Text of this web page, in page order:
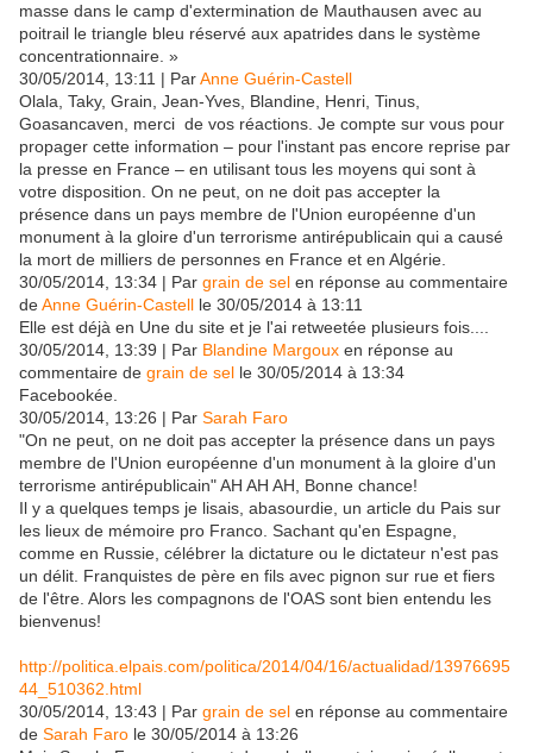
masse dans le camp d'extermination de Mauthausen avec au
poitrail le triangle bleu réservé aux apatrides dans le système
concentrationnaire. »
30/05/2014, 13:11 | ParAnne Guérin-Castell
Olala, Taky, Grain, Jean-Yves, Blandine, Henri, Tinus,
Goasancaven, merci de vos réactions. Je compte sur vous pour
propager cette information – pour l'instant pas encore reprise par
la presse en France – en utilisant tous les moyens qui sont à
votre disposition. On ne peut, on ne doit pas accepter la
présence dans un pays membre de l'Union européenne d'un
monument à la gloire d'un terrorisme antirépublicain qui a causé
la mort de milliers de personnes en France et en Algérie.
30/05/2014, 13:34 | Par grain de sel en réponse au commentaire
deAnne Guérin-Castell le 30/05/2014 à 13:11
Elle est déjà en Une du site et je l'ai retweetée plusieurs fois....
30/05/2014, 13:39 | Par Blandine Margoux en réponse au
commentaire de grain de sel le 30/05/2014 à 13:34
Facebookée.
30/05/2014, 13:26 | Par Sarah Faro
"On ne peut, on ne doit pas accepter la présence dans un pays
membre de l'Union européenne d'un monument à la gloire d'un
terrorisme antirépublicain" AH AH AH, Bonne chance!
Il y a quelques temps je lisais, abasourdie, un article du Pais sur
les lieux de mémoire pro Franco. Sachant qu'en Espagne,
comme en Russie, célébrer la dictature ou le dictateur n'est pas
un délit. Franquistes de père en fils avec pignon sur rue et fiers
de l'être. Alors les compagnons de l'OAS sont bien entendu les
bienvenus!
http://politica.elpais.com/politica/2014/04/16/actualidad/13976695
44_510362.html
30/05/2014, 13:43 | Par grain de sel en réponse au commentaire
de Sarah Faro le 30/05/2014 à 13:26